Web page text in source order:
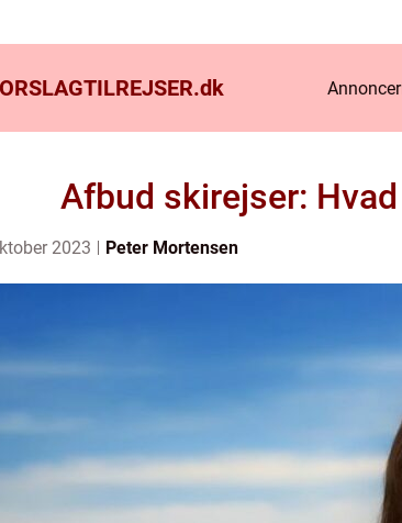
dk
Afbud skirejser:
2023 Peter Mortensen